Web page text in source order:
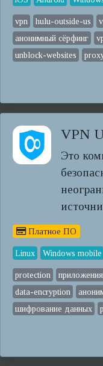
vpn hulu-outside-us
анонимный сёрфинг
unblock-websites
VPN
Это
Платное ПО
Linux Windows mobile
protection
data-encryption
шифрование данных